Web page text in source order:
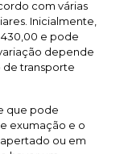
com várias
Inicialmente,
e pode
depende
transporte
que pode
exumação e o
ou em